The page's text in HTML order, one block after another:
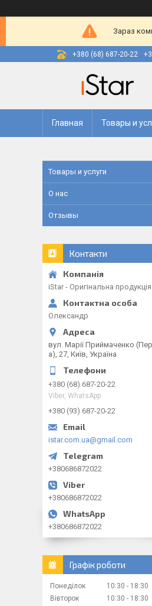
Зараз
+380 (68) 687-20-22
Главная Товары и
Товары и услуги
О нас
Отзывы
Контакти
iStar - Оригінальна продукція
Олександр
вул. Марії Приймаченко
а), 27, Київ, Україна
+380 (68) 687-20-22
Viber, WhatsApp
+380 (93) 687-20-22
istar.com.ua@gmail.com
+380686872022
+380686872022
+380686872022
Графік роботи
Понеділок 10:30
18:30
Вівторок
10:30
18:30